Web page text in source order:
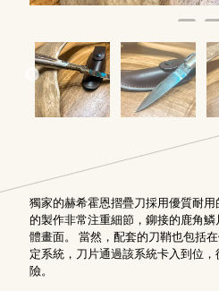
獨家的赫希霍恩摺疊刀採用優質耐
的製作非常注重細節，鉚接的鹿角
體畫面。 當然，配套的刀鞘也包括
定系統，刀片通過該系統卡入到位
險。